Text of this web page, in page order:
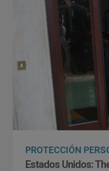
PROTECCIÓN
Estados Unidos: